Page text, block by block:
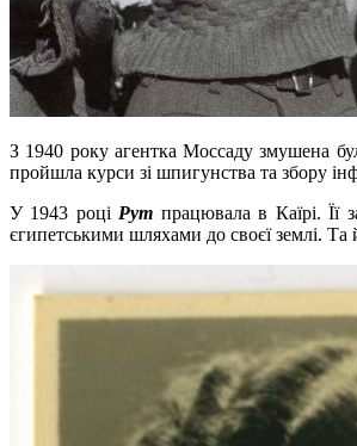
З 1940 року агентка Моссаду змушена
пройшла курси зі шпигунства та збору
У 1943 році Рут працювала в Каїрі. Її
єгипетськими шляхами до своєї землі. Та